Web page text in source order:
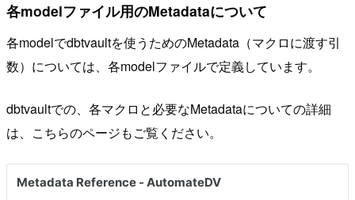
各modelファイル用のMetadataについて
各modelでdbtvaultを使うためのMetadata（マクロに渡す引
数）については、各modelファイルで定義しています。
dbtvaultでの、各マクロと必要なMetadataについての詳細
は、こちらのページもご覧ください。